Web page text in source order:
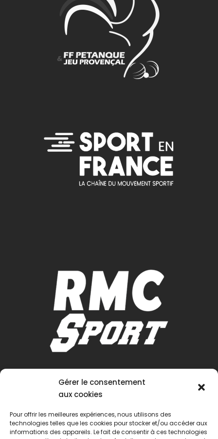
Gérer le consentement
aux cookies
Pour offrir les meilleures expériences, nous utilisons des
technologies telles que les cookies pour stocker et/ou accéder aux
informations des appareils. Le fait de consentir à ces technologies